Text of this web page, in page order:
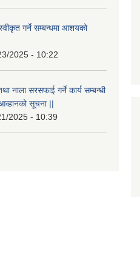
गर्ने सम्बन्धमा आशयको
2025 - 10:22
नाला सरसफाई गर्ने कार्य सम्बन्धी
सूचना ||
2025 - 10:39